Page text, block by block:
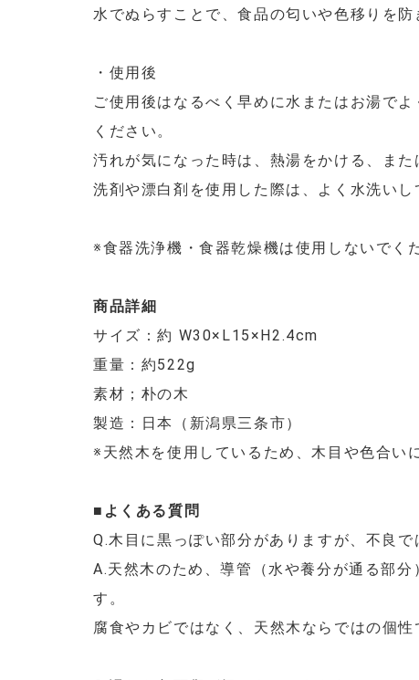
水でぬらすことで、食品の匂いや色移りを
・使用後
ご使用後はなるべく早めに水またはお湯で
ください。
汚れが気になった時は、熱湯をかける、また
洗剤や漂白剤を使用した際は、よく水洗いし
※食器洗浄機・食器乾燥機は使用しないでく
商品詳細
サイズ：約 W30×L15×H2.4cm
重量：約522g
素材；朴の木
製造：日本（新潟県三条市）
※天然木を使用しているため、木目や色合い
■よくある質問
Q.木目に黒っぽい部分がありますが、不良で
A.天然木のため、導管（水や養分が通る部
す。
腐食やカビではなく、天然木ならではの個